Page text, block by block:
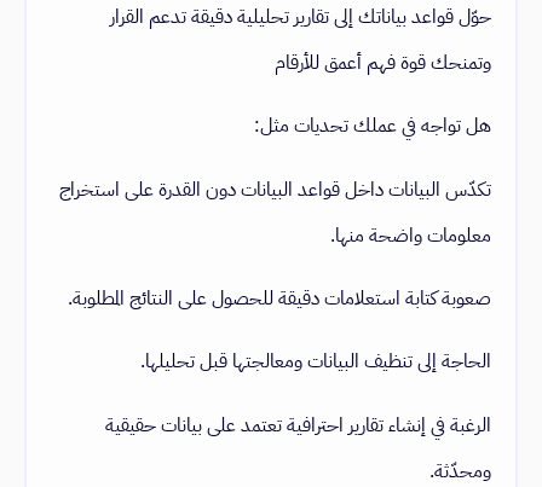
حوّل قواعد بياناتك إلى تقارير تحليلية دقيقة تدعم القرار
وتمنحك قوة فهم أعمق للأرقام
هل تواجه في عملك تحديات مثل:
تكدّس البيانات داخل قواعد البيانات دون القدرة على استخراج
معلومات واضحة منها.
صعوبة كتابة استعلامات دقيقة للحصول على النتائج المطلوبة.
الحاجة إلى تنظيف البيانات ومعالجتها قبل تحليلها.
الرغبة في إنشاء تقارير احترافية تعتمد على بيانات حقيقية
ومحدّثة.